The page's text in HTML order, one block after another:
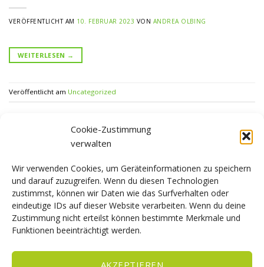
Cookie-Zustimmung
verwalten
Wir verwenden Cookies, um Geräteinformationen zu speichern
und darauf zuzugreifen. Wenn du diesen Technologien
zustimmst, können wir Daten wie das Surfverhalten oder
eindeutige IDs auf dieser Website verarbeiten. Wenn du deine
Zustimmung nicht erteilst können bestimmte Merkmale und
Funktionen beeinträchtigt werden.
AKZEPTIEREN
VERÖFFENTLICHT AM 10. FEBRUAR 2023 VON ANDREA OLBING
WEITERLESEN →
Veröffentlicht am Uncategorized
Uncategorized(1)
ARCHIV